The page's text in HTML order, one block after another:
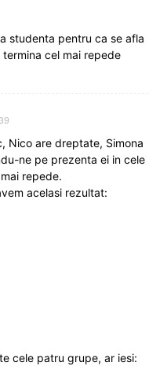
studenta pentru ca se afla
cel mai repede
Nico are dreptate, Simona
ne pe prezenta ei in cele
repede.
acelasi rezultat:
cele patru grupe, ar iesi: